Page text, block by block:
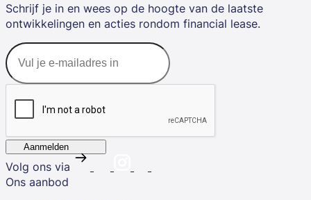
Schrijf je in en wees op de hoogte van de laatste
ontwikkelingen en acties rondom financial lease.
Aanmelden
Volg ons via
Ons aanbod